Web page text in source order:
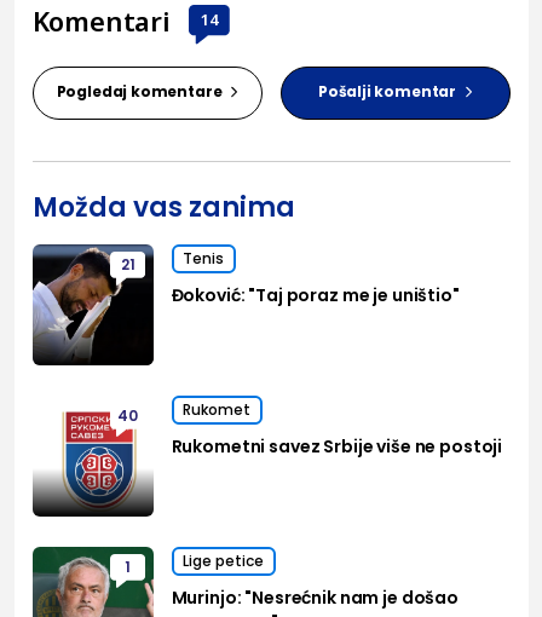
Komentari 14
Pogledaj komentare Pošalji komentar
Možda vas zanima
21 Tenis
Đoković: "Taj poraz me je uništio"
40 Rukomet
Rukometni savez Srbije više ne postoji
1 Lige petice
Murinjo: "Nesrećnik nam je došao